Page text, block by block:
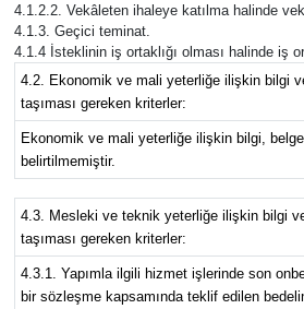
4.1.2.2. Vekâleten ihaleye katılma halinde
4.1.3. Geçici teminat.
4.1.4 İsteklinin iş ortaklığı olması halinde iş
4.2. Ekonomik ve mali yeterliğe ilişkin bilgi
taşıması gereken kriterler:
Ekonomik ve mali yeterliğe ilişkin bilgi,
belirtilmemiştir.
4.3. Mesleki ve teknik yeterliğe ilişkin bilgi
taşıması gereken kriterler:
4.3.1. Yapımla ilgili hizmet işlerinde son
bir sözleşme kapsamında teklif edilen